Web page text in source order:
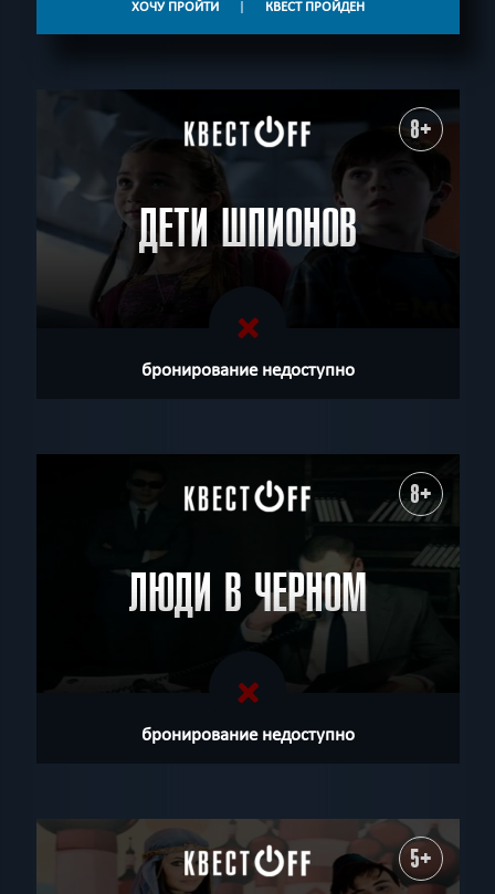
ХОЧУ ПРОЙТИ | КВЕСТ ПРОЙДЕН
8+
ДЕТИ ШПИОНОВ
бронирование недоступно
8+
ЛЮДИ В ЧЕРНОМ
бронирование недоступно
5+